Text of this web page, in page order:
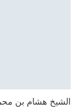
الشيخ هشام بن